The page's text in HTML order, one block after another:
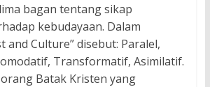
bagan tentang sikap
kebudayaan. Dalam
and Culture” disebut: Paralel,
Transformatif, Asimilatif.
Batak Kristen yang